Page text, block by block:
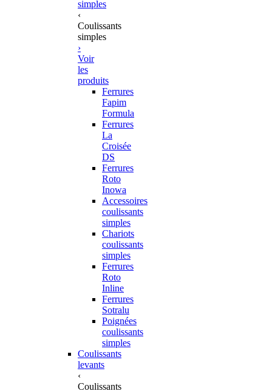
simples
‹
Coulissants
simples
›
Voir
les
produits
Ferrures
Fapim
Formula
Ferrures
La
Croisée
DS
Ferrures
Roto
Inowa
Accessoires
coulissants
simples
Chariots
coulissants
simples
Ferrures
Roto
Inline
Ferrures
Sotralu
Poignées
coulissants
simples
Coulissants
levants
‹
Coulissants